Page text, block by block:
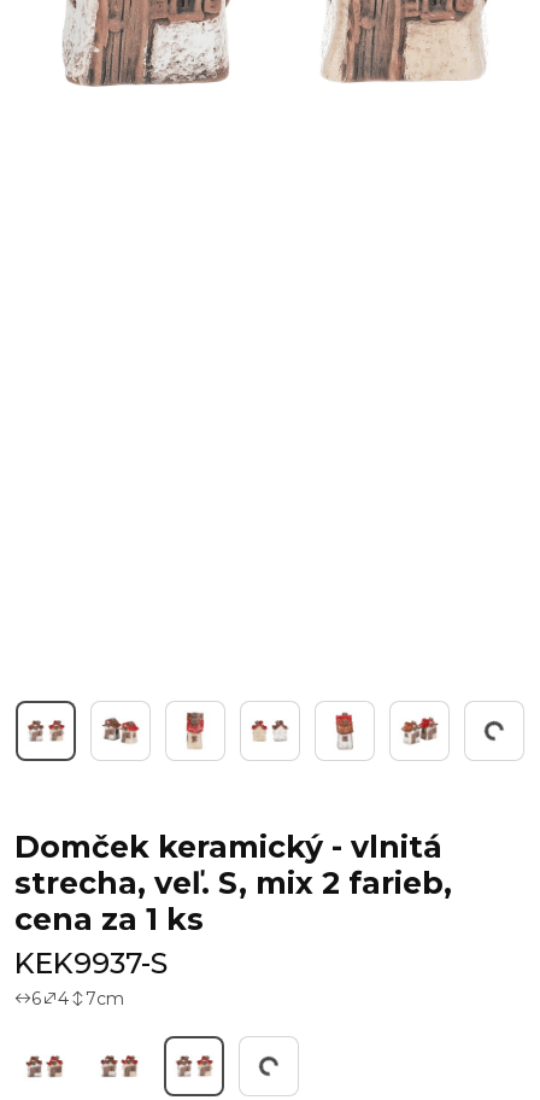
Working...
Domček keramický - vlnitá
strecha, veľ. S, mix 2 farieb,
cena za 1 ks
KEK9937-S
6 4 7cm
Working...